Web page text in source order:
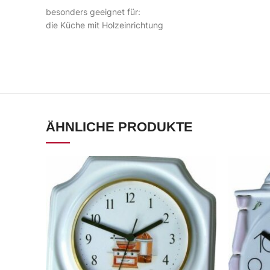
besonders geeignet für:
die Küche mit Holzeinrichtung
ÄHNLICHE PRODUKTE